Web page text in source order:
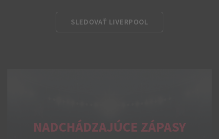
SLEDOVAŤ LIVERPOOL
NADCHÁDZAJÚCE ZÁPASY